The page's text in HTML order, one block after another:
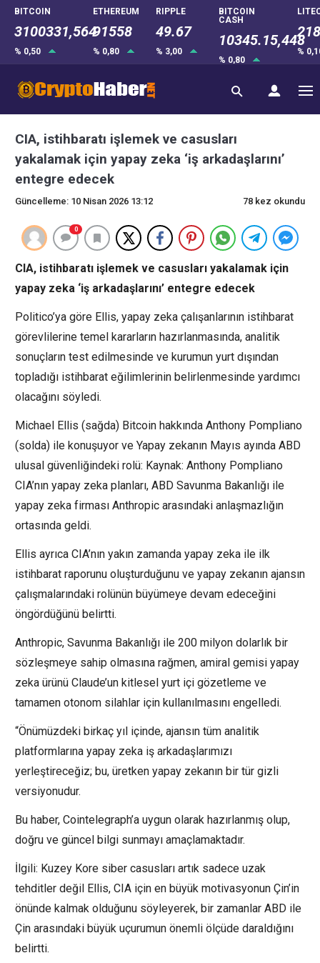
BITCOIN
3100331,564
% 0,50
ETHEREUM
91558
% 0,80
RIPPLE
49.67
% 3,00
BITCOIN
CASH
10345.15,448
% 0,80
%
CIA, istihbaratı işlemek ve casusları
yakalamak için yapay zeka ‘iş arkadaşlarını’
entegre edecek
Güncelleme: 10 Nisan 2026 13:12 78 kez okundu
0
CIA, istihbaratı işlemek ve casusları yakalamak için
yapay zeka ‘iş arkadaşlarını’ entegre edecek
Politico’ya göre Ellis, yapay zeka çalışanlarının istihbarat
görevlilerine temel kararların hazırlanmasında, analitik
sonuçların test edilmesinde ve kurumun yurt dışından
topladığı istihbarat eğilimlerinin belirlenmesinde yardımcı
olacağını söyledi.
Michael Ellis (sağda) Bitcoin hakkında Anthony Pompliano
(solda) ile konuşuyor ve Yapay zekanın Mayıs ayında ABD
ulusal güvenliğindeki rolü: Kaynak: Anthony Pompliano
CIA’nın yapay zeka planları, ABD Savunma Bakanlığı ile
yapay zeka firması Anthropic arasındaki anlaşmazlığın
ortasında geldi.
Ellis ayrıca CIA’nın yakın zamanda yapay zeka ile ilk
istihbarat raporunu oluşturduğunu ve yapay zekanın ajansın
çalışmalarındaki rolünün büyümeye devam edeceğini
öngördüğünü belirtti.
Anthropic, Savunma Bakanlığı ile 200 milyon dolarlık bir
sözleşmeye sahip olmasına rağmen, amiral gemisi yapay
zeka ürünü Claude’un kitlesel yurt içi gözetleme ve
tamamen otonom silahlar için kullanılmasını engelledi.
“Önümüzdeki birkaç yıl içinde, ajansın tüm analitik
platformlarına yapay zeka iş arkadaşlarımızı
yerleştireceğiz; bu, üretken yapay zekanın bir tür gizli
versiyonudur.
Bu haber, Cointelegraph’a uygun olarak hazırlanmış olup,
doğru ve güncel bilgi sunmayı amaçlamaktadır.
İlgili: Kuzey Kore siber casusları artık sadece uzak
tehditler değil Ellis, CIA için en büyük motivasyonun Çin’in
önünde kalmak olduğunu söyleyerek, bir zamanlar ABD ile
Çin arasındaki büyük uçurumun önemli ölçüde daraldığını
belirtti.